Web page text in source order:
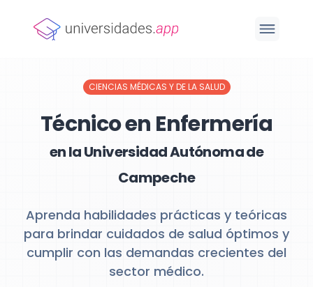
CIENCIAS MÉDICAS Y DE LA SALUD
Técnico en Enfermería
en la Universidad Autónoma de
Campeche
Aprenda habilidades prácticas y teóricas
para brindar cuidados de salud óptimos y
cumplir con las demandas crecientes del
sector médico.